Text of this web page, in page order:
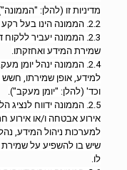
מדיניות זו (להלן:
2.2. הממונה הינו בעל רקע והכשרה מקצועיים מתאימים.
2.3. הממונה יעביר
שמירת המידע ואחזקתו.
2.4. הממונה ינהל יומן
למידע, אופן שמירתו, חשש
וכד' (להלן: "יומן מעקב").
2.5. הממונה ידווח
אירוע אבטחה ו/או אירוע
למערכות ניהול המידע,
שיש בו להשפיע על
לו.